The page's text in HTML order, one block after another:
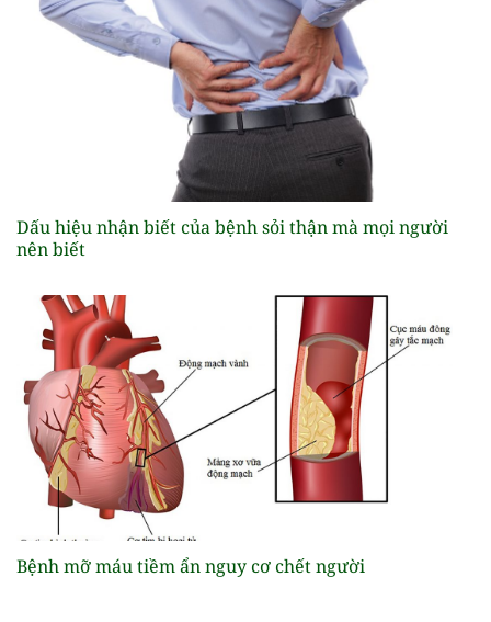
Dấu hiệu nhận biết của bệnh sỏi thận mà mọi người
nên biết
Bệnh mỡ máu tiềm ẩn nguy cơ chết người